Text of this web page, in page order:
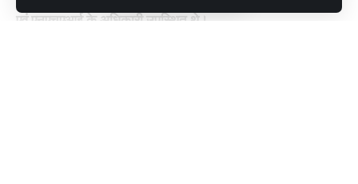
एवं एनएचएआई के अधिकारी उपस्थित थे।